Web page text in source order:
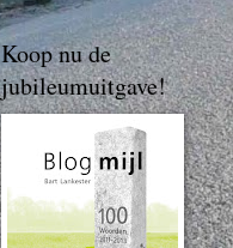
Koop nu de
jubileumuitgave!